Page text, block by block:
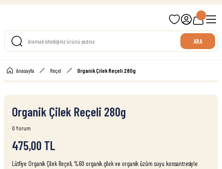
699 TL ve Üzeri Ücretsiz Kargo
ARA
Anasayfa Reçel Organik Çilek Reçeli 280g
Organik Çilek Reçeli 280g
0 Yorum
475,00 TL
Lütfiye Organik Çilek Reçeli, %60 organik çilek ve organik üzüm suyu konsantresiyle